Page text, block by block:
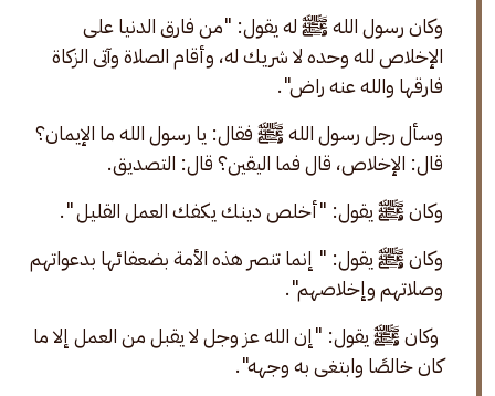
وكان رسول الله ﷺ له يقول: "من فارق الدنيا على
الإخلاص لله وحده لا شريك له، وأقام الصلاة وآتى الزكاة
فارقها والله عنه راض".
وسأل رجل رسول الله ﷺ فقال: يا رسول الله ما الإيمان؟
قال: الإخلاص، قال فما اليقين؟ قال: التصديق.
وكان ﷺ يقول: "أخلص دينك يكفك العمل القليل ".
وكان ﷺ يقول: " إنما تنصر هذه الأمة بضعفائها بدعواتهم
وصلاتهم وإخلاصهم".
وكان ﷺ يقول: "إن الله عز وجل لا يقبل من العمل إلا ما
كان خالصًا وابتغى به وجهه".